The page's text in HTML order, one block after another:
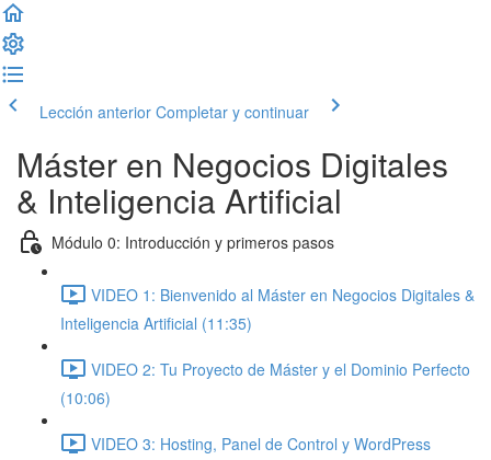
Lección anterior Completar y continuar
Máster en Negocios Digitales
& Inteligencia Artificial
Módulo 0: Introducción y primeros pasos
VIDEO 1: Bienvenido al Máster en Negocios Digitales &
Inteligencia Artificial (11:35)
VIDEO 2: Tu Proyecto de Máster y el Dominio Perfecto
(10:06)
VIDEO 3: Hosting, Panel de Control y WordPress